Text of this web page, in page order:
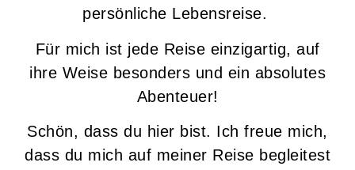
persönliche Lebensreise.
Für mich ist jede Reise einzigartig, auf
ihre Weise besonders und ein absolutes
Abenteuer!
Schön, dass du hier bist. Ich freue mich,
dass du mich auf meiner Reise begleitest